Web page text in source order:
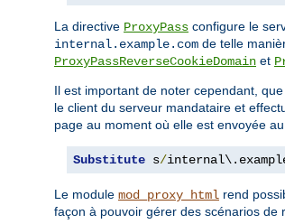
La directive ProxyPass configure le
internal.example.com de telle
ProxyPassReverseCookieDomain et
Il est important de noter cependant,
le client du serveur mandataire et
page au moment où elle est envoyée
Substitute s/
Le module mod_proxy_html rend
façon à pouvoir gérer des scénarios de